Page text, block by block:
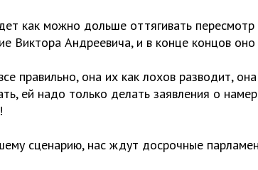
как можно дольше оттягивать
Виктора Андреевича, и в конце концов
правильно, она их как лохов разводит,
ей надо только делать заявления о
сценарию, нас ждут досрочные